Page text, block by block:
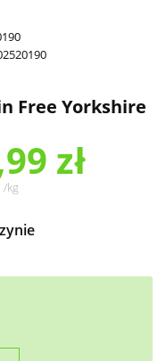
Free Yorkshire
zł
/kg